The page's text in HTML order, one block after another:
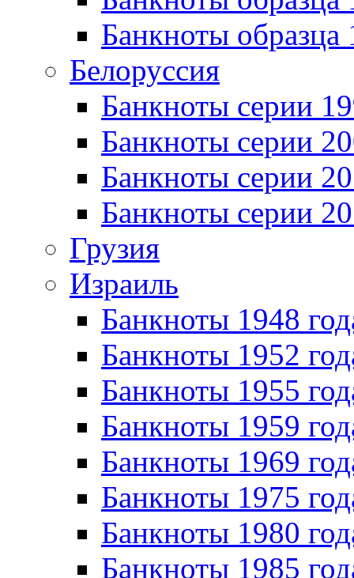
Банкноты образца
Белоруссия
Банкноты серии
Банкноты серии
Банкноты серии
Банкноты серии
Грузия
Израиль
Банкноты 1948
Банкноты 1952
Банкноты 1955
Банкноты 1959
Банкноты 1969
Банкноты 1975
Банкноты 1980
Банкноты 1985